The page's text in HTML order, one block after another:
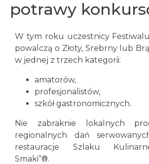
potrawy
W tym roku uczestnicy
powalczą o Złoty, Srebrny lub
w jednej z trzech kategorii:
amatorów,
profesjonalistów,
szkół gastronomicznych.
Nie zabraknie lokalnych
regionalnych dań
restauracje Szlaku
Smaki”®.